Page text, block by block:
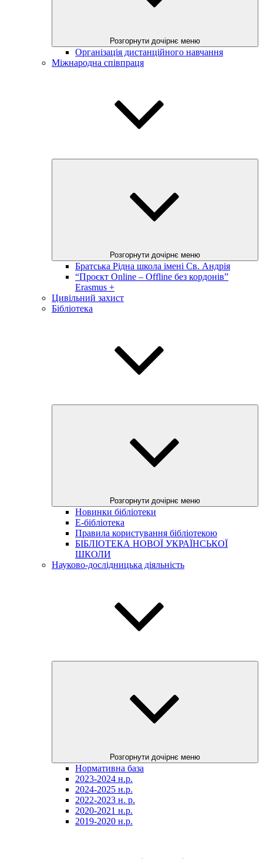
Розгорнути дочірнє меню
Організація дистанційного навчання
Міжнародна співпраця
Розгорнути дочірнє меню
Братська Рідна школа імені Св. Андрія
“Проєкт Online – Offline без кордонів”
Erasmus +
Цивільний захист
Бібліотека
Розгорнути дочірнє меню
Новинки бібліотеки
E-бібліотека
Правила користування бібліотекою
БІБЛІОТЕКА НОВОЇ УКРАЇНСЬКОЇ
ШКОЛИ
Науково-дослідницька діяльність
Розгорнути дочірнє меню
Нормативна база
2023-2024 н.р.
2024-2025 н.р.
2022-2023 н. р.
2020-2021 н.р.
2019-2020 н.р.